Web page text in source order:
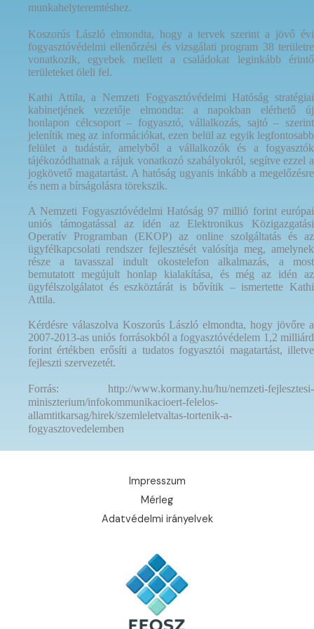
munkahelyteremtéshez.
Koszorús László elmondta, hogy a tervek szerint a jövő évi
fogyasztóvédelmi ellenőrzési és vizsgálati program 38 területre
vonatkozik, egyebek mellett a családokat leginkább érintő
területeket öleli fel.
Kathi Attila, a Nemzeti Fogyasztóvédelmi Hatóság stratégiai
kabinetjének vezetője elmondta: a napokban elérhető új
honlapon célcsoport – fogyasztó, vállalkozás, sajtó – szerint
jelenítik meg az információkat, ezen belül az egyik legfontosabb
felület a tudástár, amelyből a vállalkozók és a fogyasztók
tájékozódhatnak a rájuk vonatkozó szabályokról, segítve ezzel a
jogkövető magatartást. A hatóság ugyanis inkább a megelőzésre
és nem a bírságolásra törekszik.
A Nemzeti Fogyasztóvédelmi Hatóság 97 millió forint európai
uniós támogatással az idén az Elektronikus Közigazgatási
Operatív Programban (EKOP) az online szolgáltatás és az
ügyfélkapcsolati rendszer fejlesztését valósítja meg, amelynek
része a tavasszal indult okostelefon alkalmazás, a most
bemutatott megújult honlap kialakítása, és még az idén az
ügyfélszolgálatot és eszköztárát is bővítik – ismertette Kathi
Attila.
Kérdésre válaszolva Koszorús László elmondta, hogy jövőre a
2007-2013-as uniós forrásokból a fogyasztóvédelem 1,2 milliárd
forint értékben erősíti a tudatos fogyasztói magatartást, illetve
fejleszti szervezetét.
Forrás: http://www.kormany.hu/hu/nemzeti-fejlesztesi-
miniszterium/infokommunikacioert-felelos-
allamtitkarsag/hirek/szemleletvaltas-tortenik-a-
fogyasztovedelemben
Impresszum
Mérleg
Adatvédelmi irányelvek